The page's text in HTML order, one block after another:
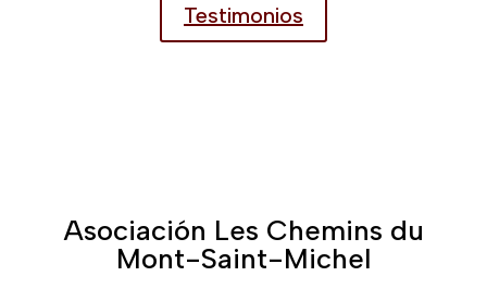
Testimonios
Asociación Les Chemins du
Mont-Saint-Michel